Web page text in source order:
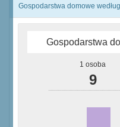
Gospodarstwa domowe
Gospodarstwa
1 osoba
9